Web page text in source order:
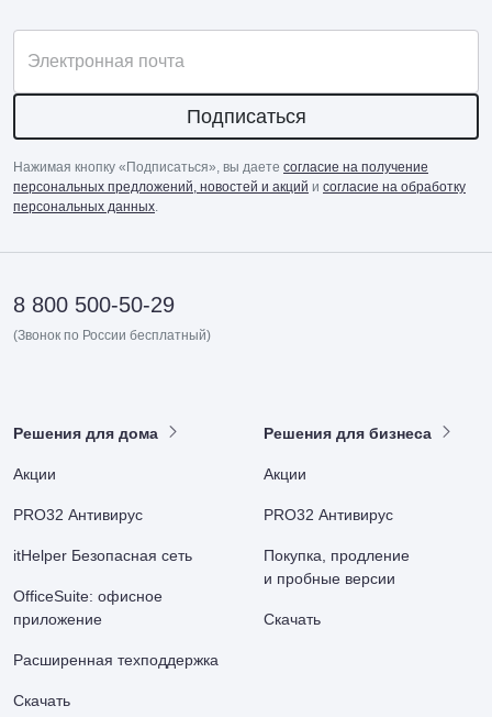
Электронная почта
Подписаться
Нажимая кнопку «Подписаться», вы даете согласие на получение
персональных предложений, новостей и акций и согласие на обработку
персональных данных
8 800 500-50-29
(Звонок по России бесплатный)
Решения для дома
Акции
PRO32 Антивирус
itHelper Безопасная сеть
OfficeSuite: офисное
приложение
Расширенная техподдержка
Скачать
Решения для бизнеса
Акции
PRO32 Антивирус
Покупка, продление
и пробные версии
Скачать